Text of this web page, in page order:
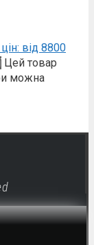
від 8800
Цей товар
можна